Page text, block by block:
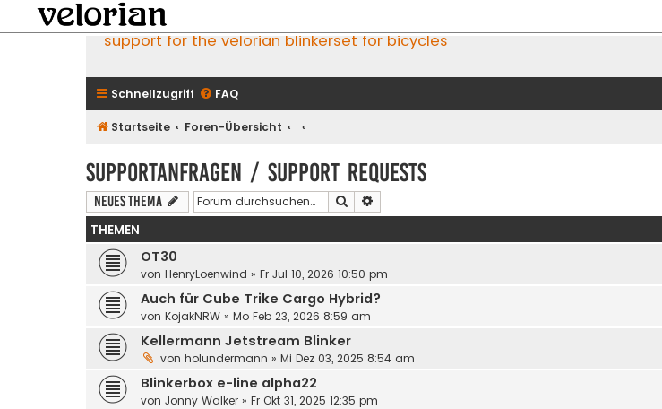
support for the velorian blinkerset for bicycles
Schnellzugriff FAQ
Startseite Foren-Übersicht
Supportanfragen / support requests
Neues Thema Suche
THEMEN
OT30
von HenryLoenwind » Fr Jul 10, 2026 10:50 pm
Auch für Cube Trike Cargo Hybrid?
von KojakNRW » Mo Feb 23, 2026 8:59 am
Kellermann Jetstream Blinker
von holundermann » Mi Dez 03, 2025 8:54 am
Blinkerbox e-line alpha22
von Jonny Walker » Fr Okt 31, 2025 12:35 pm